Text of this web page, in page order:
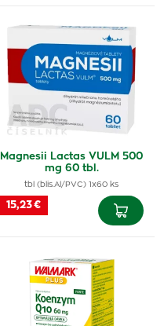
Magnesii Lactas VULM 500
mg 60 tbl.
tbl (blis.Al/PVC) 1x60 ks
15,23 €